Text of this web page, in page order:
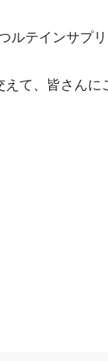
テインサプ
て、皆さんに